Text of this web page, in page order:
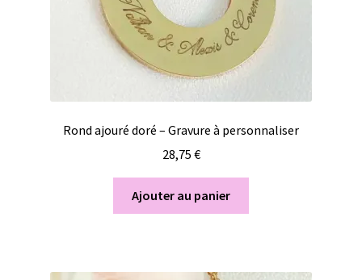
Rond ajouré doré – Gravure à personnaliser
28,75 €
Ajouter au panier